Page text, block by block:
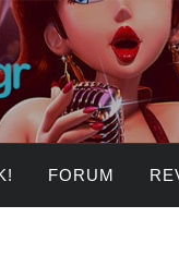
FORUM